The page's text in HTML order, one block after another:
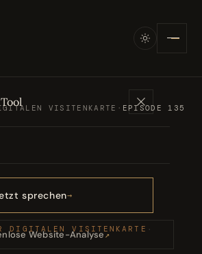
sprechen
Website-Analyse↗
VISITENKARTE · EPISODE 135
DIGITALEN VISITENKARTE ·